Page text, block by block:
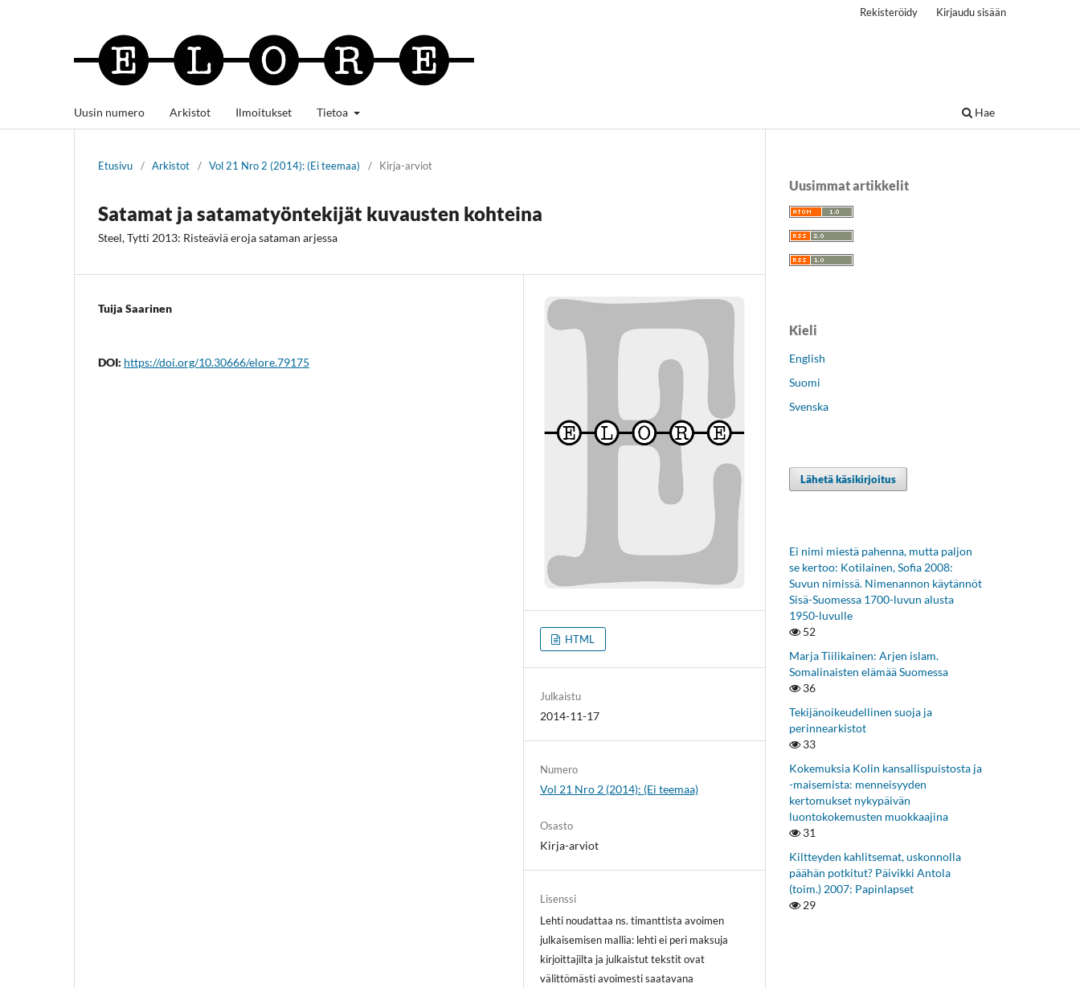
Uusin numero Arkistot Ilmoitukset Tietoa Hae
Rekisteröidy Kirjaudu sisään
Etusivu / Arkistot / Vol 21 Nro 2 (2014): (Ei teemaa) / Kirja-arviot
Satamat ja satamatyöntekijät kuvausten kohteina
Steel, Tytti 2013: Risteäviä eroja sataman arjessa
Tuija Saarinen
DOI: https://doi.org/10.30666/elore.79175
HTML
Julkaistu
2014-11-17
Numero
Vol 21 Nro 2 (2014): (Ei teemaa)
Osasto
Kirja-arviot
Lisenssi
Lehti noudattaa ns. timanttista avoimen
julkaisemisen mallia: lehti ei peri maksuja
kirjoittajilta ja julkaistut tekstit ovat
välittömästi avoimesti saatavana
Uusimmat artikkelit
Kieli
English
Suomi
Svenska
Lähetä käsikirjoitus
Ei nimi miestä pahenna, mutta paljon
se kertoo: Kotilainen, Sofia 2008:
Suvun nimissä. Nimenannon käytännöt
Sisä-Suomessa 1700-luvun alusta
1950-luvulle
52
Marja Tiilikainen: Arjen islam.
Somalinaisten elämää Suomessa
36
Tekijänoikeudellinen suoja ja
perinnearkistot
33
Kokemuksia Kolin kansallispuistosta ja
-maisemista: menneisyyden
kertomukset nykypäivän
luontokokemusten muokkaajina
31
Kiltteyden kahlitsemat, uskonnolla
päähän potkitut? Päivikki Antola
(toim.) 2007: Papinlapset
29